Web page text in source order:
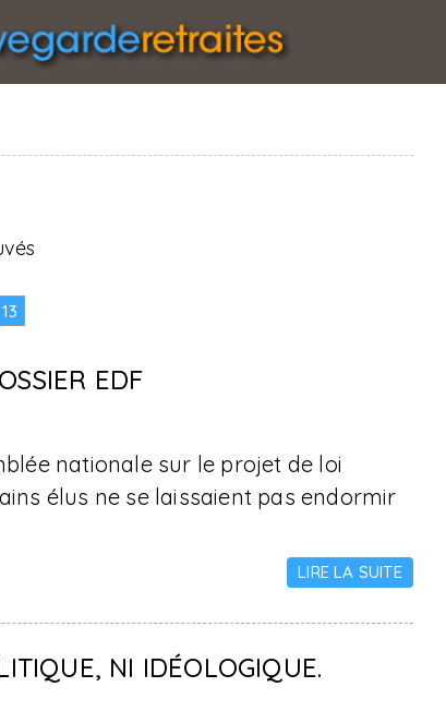
13
EDF
nationale sur le projet de loi
élus ne se laissaient pas endormir
LIRE LA SUITE
NI IDÉOLOGIQUE.